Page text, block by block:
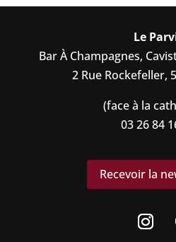
Le
Bar À Champagnes,
2 Rue Rockefeller,
(face à la
03 26 84
Recevoir la